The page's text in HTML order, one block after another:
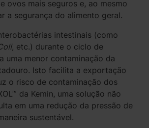
ovos mais seguros e, ao mesmo
a segurança do alimento geral.
intestinais (como
, etc.) durante o ciclo de
uma menor contaminação da
Isto facilita a exportação
o risco de contaminação dos
da Kemin, uma solução não
em uma redução da pressão de
sustentável.